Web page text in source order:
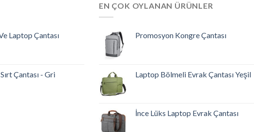
Laptop Çantası
Çantası - Gri
EN ÇOK OYLANAN ÜRÜNLER
Promosyon Kongre Çantası
Laptop Bölmeli Evrak Çantası Yeşil
İnce Lüks Laptop Evrak Çantası